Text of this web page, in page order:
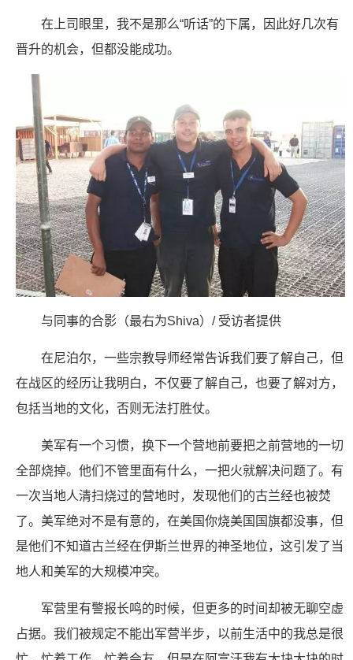
在上司眼里，我不是那么“听话”的下属，因此好几次有
晋升的机会，但都没能成功。
与同事的合影（最右为Shiva）/ 受访者提供
在尼泊尔，一些宗教导师经常告诉我们要了解自己，但
在战区的经历让我明白，不仅要了解自己，也要了解对方，
包括当地的文化，否则无法打胜仗。
美军有一个习惯，换下一个营地前要把之前营地的一切
全部烧掉。他们不管里面有什么，一把火就解决问题了。有
一次当地人清扫烧过的营地时，发现他们的古兰经也被焚
了。美军绝对不是有意的，在美国你烧美国国旗都没事，但
是他们不知道古兰经在伊斯兰世界的神圣地位，这引发了当
地人和美军的大规模冲突。
军营里有警报长鸣的时候，但更多的时间却被无聊空虚
占据。我们被规定不能出军营半步，以前生活中的我总是很